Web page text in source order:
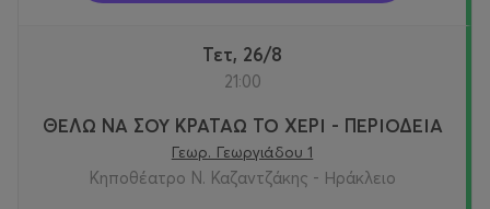
Τετ, 26/8
21:00
ΘΕΛΩ ΝΑ ΣΟΥ ΚΡΑΤΑΩ ΤΟ ΧΕΡΙ - ΠΕΡΙΟΔΕΙΑ
Γεωρ. Γεωργιάδου 1
Κηποθέατρο Ν. Καζαντζάκης - Ηράκλειο